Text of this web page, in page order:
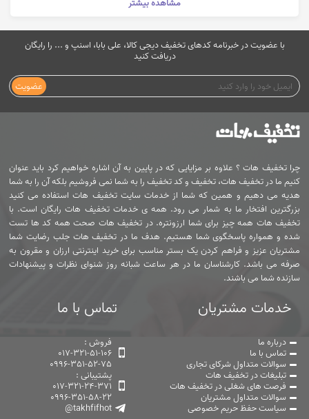
مشاهده بیشتر
با عضویت در خبرنامه کدهای تخفیف دیجی کالا، علی بابا، اسنپ و ... را رایگان
دریافت کنید
عضویت
چرا تخفیف هات ؟ علاوه بر مزایایی که در پایین به آن اشاره خواهیم کرد باید عنوان
کنیم ما در تخفیف هات، تخفیف و کد تخفیف را به شما نمی فروشیم بلکه آن را به شما
هدیه می دهیم و همین که شما از خدمات سایت تخفیف هات استفاده می کنید
بزرگترین افتخار ما به شمار می رود. همه ی خدمات تخفیف هات رایگان است. با
تخفیف هات همه چیز برای شما ارزونتره. در تخفیف هات صحت همه کد ها تست
شده و همواره پاسخگوی شما هستیم. هدف ما در تخفیف هات جلب رضایت شما
مشتریان عزیز و فراهم کردن یک بستر مناسب برای خرید اینترنتی ارزان و مقرون به
صرفه می باشد. کارشناسان ما در هر ساعت شبانه روز شنوای نظرات و پیشنهادات
سازنده شما می باشند.
خدمات مشتریان
درباره ما
تماس با ما
سوالات متداول شرکای تجاری
تبلیغات در تخفیف هات
فرصت های شغلی در تخفیف هات
سوالات متداول مشتریان
سیاست حفظ حریم خصوصی
تماس با ما
فروش :
017-321-51-106
0996-351-52-75
پشتیبانی :
017-321-24-371
0996-351-58-22
@takhfifhot